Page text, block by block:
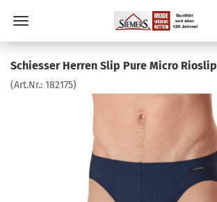
Schiesser Herren Slip Pure Micro Rioslip
(Art.Nr.: 182175)